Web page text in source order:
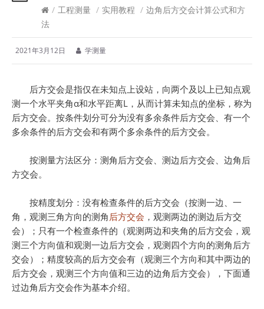
/ 工程测量 / 实用教程 / 边角后方交会计算公式和方
法
2021年3月12日 学测量
后方交会是指仅在未知点上设站，向两个及以上已知点观
测一个水平夹角α和水平距离L，从而计算未知点的坐标，称为
后方交会。按条件划分可分为没有多余条件后方交会、有一个
多余条件的后方交会和有两个多余条件的后方交会。
按测量方法区分：测角后方交会、测边后方交会、边角后
方交会。
按精度划分：没有检查条件的后方交会（按测一边、一
角，观测三角方向的测角后方交会 ，观测两边的测边后方交
会）；只有一个检查条件的（观测两边和夹角的后方交会，观
测三个方向值和观测一边后方交会，观测四个方向的测角后方
交会）；精度较高的后方交会有（观测三个方向和其中两边的
后方交会，观测三个方向值和三边的边角后方交会），下面通
过边角后方交会作为基本介绍。